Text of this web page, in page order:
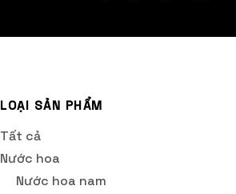
LOẠI SẢN PHẨM
Tất cả
Nước hoa
Nước hoa nam